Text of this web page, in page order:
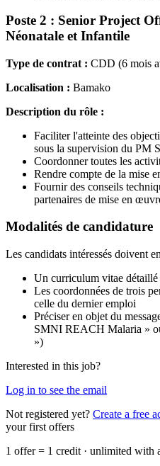
Poste 2 : Senior Project
Néonatale et Infantile
Type de contrat : CDD (6 mois
Localisation : Bamako
Description du rôle :
Faciliter l'atteinte des
sous la supervision du PM
Coordonner toutes les
Rendre compte de la mise
Fournir des conseils
partenaires de mise en
Modalités de candidature
Les candidats intéressés doivent
Un curriculum vitae
Les coordonnées de trois
celle du dernier emploi
Préciser en objet du
SMNI REACH Malaria »
»)
Interested in this job?
Log in to see the email
Not registered yet? Create a free
your first offers
1 offer = 1 credit · unlimited with